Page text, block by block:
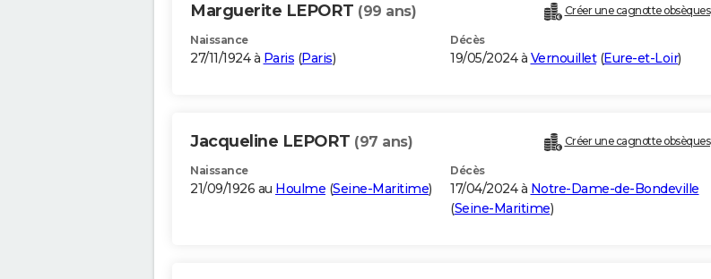
Marguerite LEPORT (99 ans) Créer une cagnotte obsèques
Naissance
27/11/1924 à Paris (Paris)
Décès
19/05/2024 à Vernouillet(Eure-et-Loir)
Jacqueline LEPORT (97 ans) Créer une cagnotte obsèques
Naissance
21/09/1926 au Houlme (Seine-Maritime)
Décès
17/04/2024 à Notre-Dame-de-Bondeville
(Seine-Maritime)